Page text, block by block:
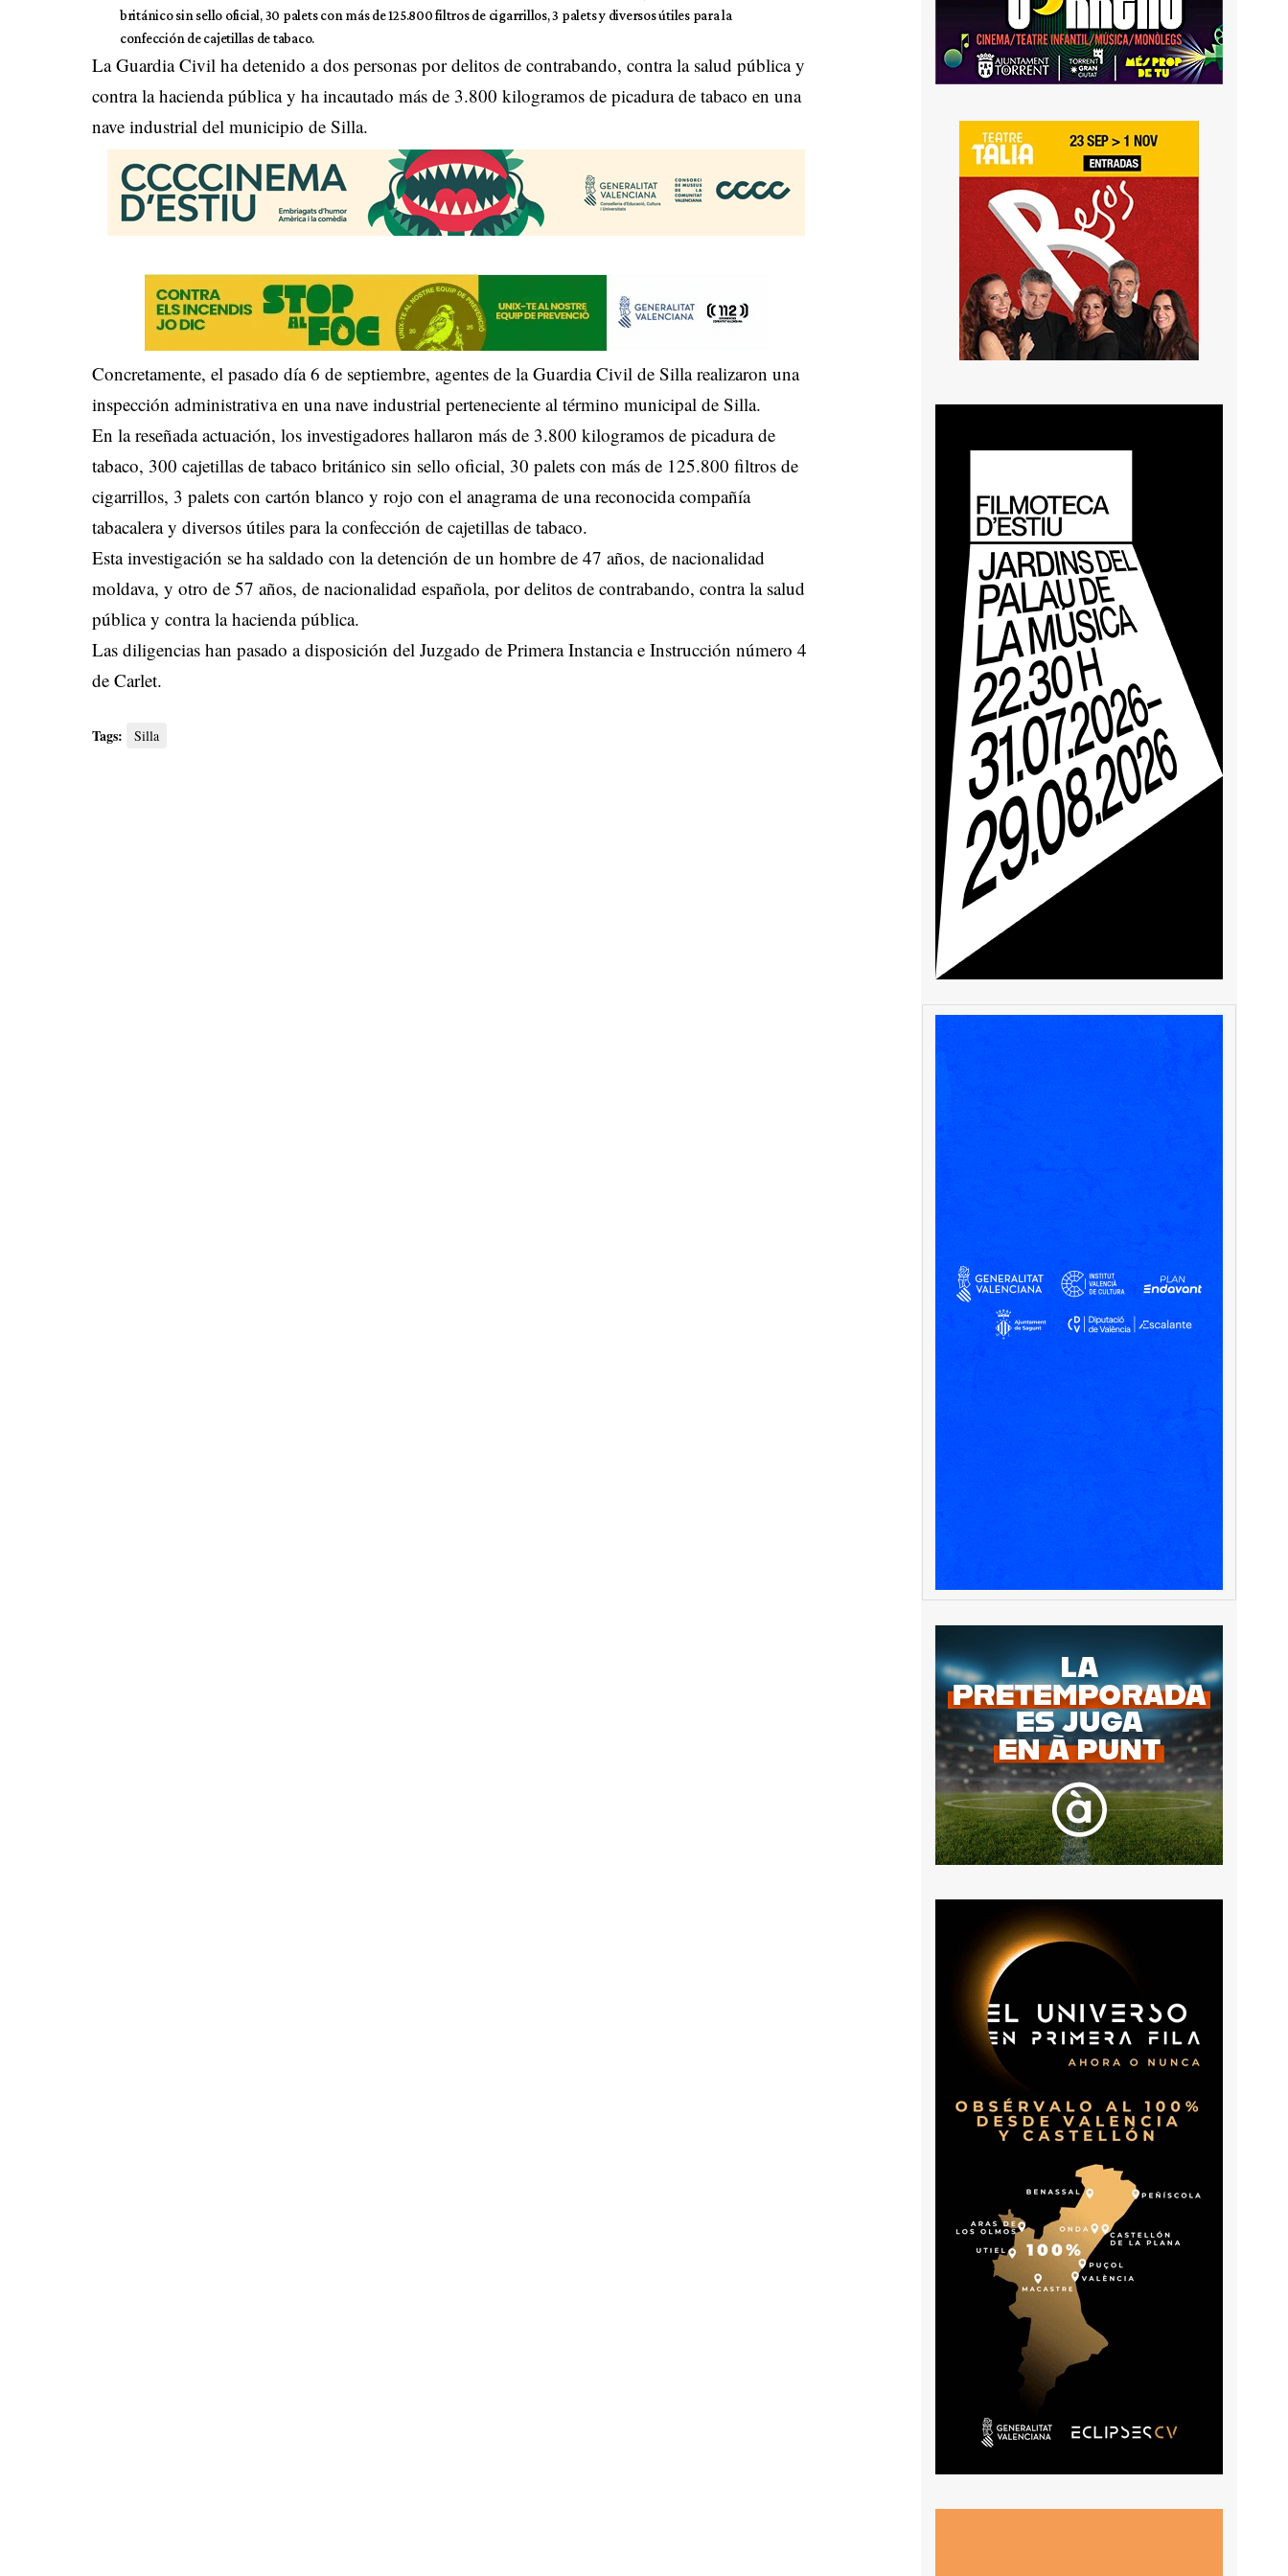
británico sin sello oficial, 30 palets con más de 125.800 filtros de cigarrillos, 3 palets y diversos útiles para la
confección de cajetillas de tabaco.
La Guardia Civil ha detenido a dos personas por delitos de contrabando, contra la salud pública y
contra la hacienda pública y ha incautado más de 3.800 kilogramos de picadura de tabaco en una
nave industrial del municipio de Silla.
Concretamente, el pasado día 6 de septiembre, agentes de la Guardia Civil de Silla realizaron una
inspección administrativa en una nave industrial perteneciente al término municipal de Silla.
En la reseñada actuación, los investigadores hallaron más de 3.800 kilogramos de picadura de
tabaco, 300 cajetillas de tabaco británico sin sello oficial, 30 palets con más de 125.800 filtros de
cigarrillos, 3 palets con cartón blanco y rojo con el anagrama de una reconocida compañía
tabacalera y diversos útiles para la confección de cajetillas de tabaco.
Esta investigación se ha saldado con la detención de un hombre de 47 años, de nacionalidad
moldava, y otro de 57 años, de nacionalidad española, por delitos de contrabando, contra la salud
pública y contra la hacienda pública.
Las diligencias han pasado a disposición del Juzgado de Primera Instancia e Instrucción número 4
de Carlet.
Tags: Silla